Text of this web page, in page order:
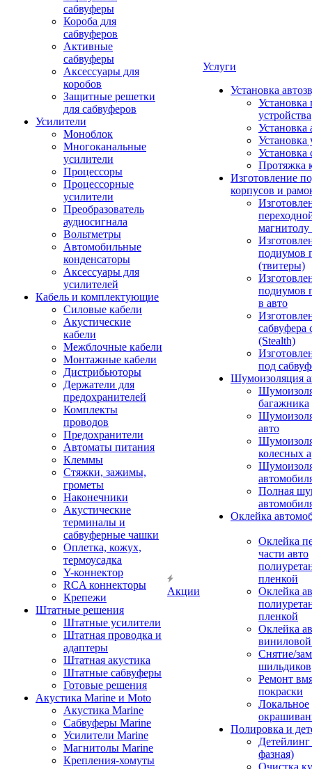
сабвуферы
Короба для
сабвуферов
Активные
сабвуферы
Аксессуары для
коробов
Защитные решетки
для сабвуферов
Усилители
Моноблок
Многоканальные
усилители
Процессоры
Процессорные
усилители
Преобразователь
аудиосигнала
Вольтметры
Автомобильные
конденсаторы
Аксессуары для
усилителей
Кабель и комплектующие
Силовые кабели
Акустические
кабели
Межблочные кабели
Монтажные кабели
Дистрибьюторы
Держатели для
предохранителей
Комплекты
проводов
Предохранители
Автоматы питания
Клеммы
Стяжки, зажимы,
грометы
Наконечники
Акустические
терминалы и
сабвуферные чашки
Оплетка, кожух,
термоусадка
Y-коннектор
RCA коннекторы
Крепежи
Штатные решения
Штатные усилители
Штатная проводка и
адаптеры
Штатная акустика
Штатные сабвуферы
Готовые решения
Акустика Marine и Moto
Акустика Marine
Сабвуферы Marine
Усилители Marine
Магнитолы Marine
Крепления-хомуты
Акции
Услуги
Установка
Установка
устройства
Установка
Установка
Установка
Протяжка
Изготовление
корпусов и
подиумов
(твитеры)
подиумов
в авто
сабвуфера
(Stealth)
под
Шумоизоляция
багажника
авто
колесных
Полная
Оклейка
Оклейка
части авто
пленкой
Оклейка
пленкой
Оклейка
Снятие/
шильдиков
Ремонт
покраски
Локальное
Полировка и
фазная)
Очистка